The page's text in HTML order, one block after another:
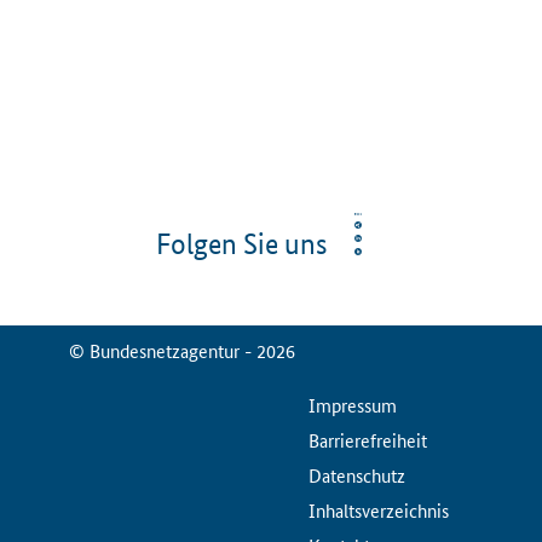
Folgen Sie uns
© Bundesnetzagentur - 2026
ServiceMenuImpressum
Barrierefreiheit
Datenschutz
Inhaltsverzeichnis